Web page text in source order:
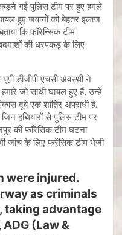
गई पुलिस टीम पर हुए हमले
हुए जवानों को बेहतर इलाज
कि फॉरेन्सिक टीम
की धरपकड़ के लिए
डीजीपी एचसी अवस्थी ने
जो साथी घायल हुए हैं, उन्हें
दूबे एक शातिर अपराधी है.
हथियारों से पुलिस टीम पर
की फॉरेंसिक टीम घटना
जांच के लिए फरेंसिक टीम भेजी
were injured.
as criminals
taking advantage
ADG (Law &